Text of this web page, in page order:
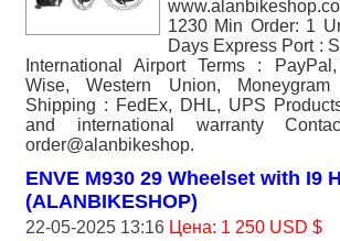
1230 Min Order: 1
Days Express Port :
International Airport Terms :
Wise, Western Union,
Shipping : FedEx, DHL, UPS
and international warranty
order@alanbikeshop.
ENVE M930 29 Wheelset with I9
(ALANBIKESHOP)
22-05-2025 13:16 Цена: 1 250 USD $